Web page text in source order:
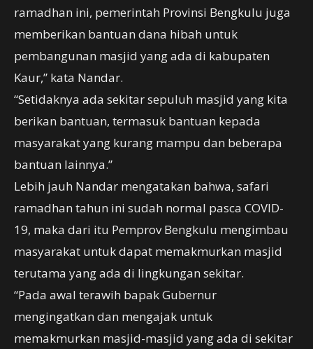
ramadhan ini, pemerintah Provinsi Bengkulu juga
memberikan bantuan dana hibah untuk
pembangunan masjid yang ada di kabupaten
Kaur,” kata Nandar.
“Setidaknya ada sekitar sepuluh masjid yang kita
berikan bantuan, termasuk bantuan kepada
masyarakat yang kurang mampu dan beberapa
bantuan lainnya.”
Lebih jauh Nandar mengatakan bahwa, safari
ramadhan tahun ini sudah normal pasca COVID-
19, maka dari itu Pemprov Bengkulu mengimbau
masyarakat untuk dapat memakmurkan masjid
terutama yang ada di lingkungan sekitar.
“Pada awal terawih bapak Gubernur
mengingatkan dan mengajak untuk
memakmurkan masjid-masjid yang ada di sekitar